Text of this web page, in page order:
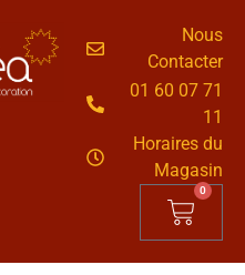
Nous
Contacter
01 60 07 71
11
Horaires du
Magasin
0